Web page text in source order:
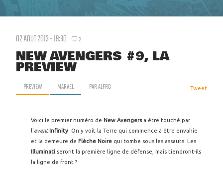
02 AOUT 2013 - 19:30 2
NEW AVENGERS #9, LA
PREVIEW
PREVIEW MARVEL PARALFRO Tweet
Voici le premier numéro de New Avengersa être touché par
l'event Infinity . On y voit la Terre qui commence à être envahie
et la demeure de Flèche Noire qui tombe sous les assauts. Les
Illuminati seront la première ligne de défense, mais tiendront-ils
la ligne de front ?